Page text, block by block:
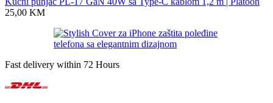
25,00 KM
Fast delivery within 72 Hours